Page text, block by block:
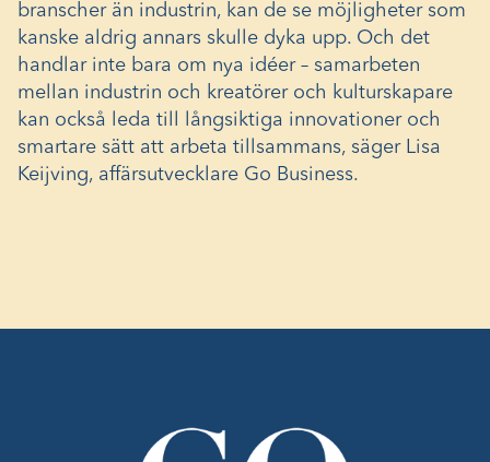
branscher än industrin, kan de se möjligheter som
kanske aldrig annars skulle dyka upp. Och det
handlar inte bara om nya idéer – samarbeten
mellan industrin och kreatörer och kulturskapare
kan också leda till långsiktiga innovationer och
smartare sätt att arbeta tillsammans, säger Lisa
Keijving, affärsutvecklare Go Business.